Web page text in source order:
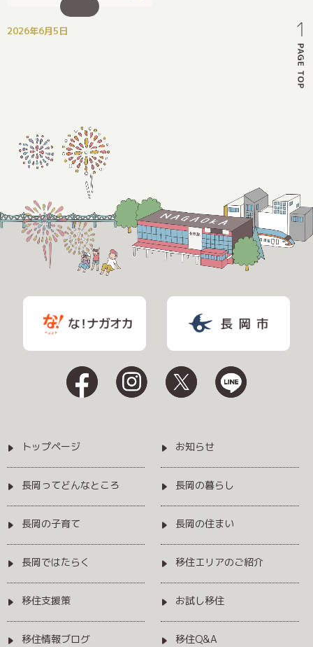
2026年6月5日
トップページ
長岡ってどんなところ
長岡の子育て
長岡ではたらく
移住支援策
移住情報ブログ
お知らせ
長岡の暮らし
長岡の住まい
移住エリアのご紹介
お試し移住
移住Q&A